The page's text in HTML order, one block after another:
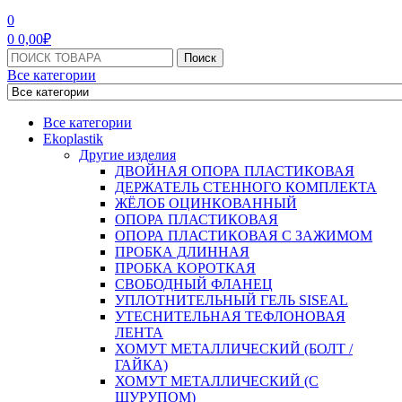
МЕНЮ
0
0 0,00₽
Поиск:
Поиск
Все категории
Все категории
Ekoplastik
Другие изделия
ДВОЙНАЯ ОПОРА ПЛАСТИКОВАЯ
ДЕРЖАТЕЛЬ СТЕННОГО КОМПЛЕКТА
ЖЁЛОБ ОЦИНКОВАННЫЙ
ОПОРА ПЛАСТИКОВАЯ
ОПОРА ПЛАСТИКОВАЯ С ЗАЖИМОМ
ПРОБКА ДЛИННАЯ
ПРОБКА КОРОТКАЯ
СВОБОДНЫЙ ФЛАНЕЦ
УПЛОТНИТЕЛЬНЫЙ ГЕЛЬ SISEAL
УТЕСНИТЕЛЬНАЯ ТЕФЛОНОВАЯ
ЛЕНТА
ХОМУТ МЕТАЛЛИЧЕСКИЙ (БОЛТ /
ГАЙКА)
ХОМУТ МЕТАЛЛИЧЕСКИЙ (С
ШУРУПОМ)